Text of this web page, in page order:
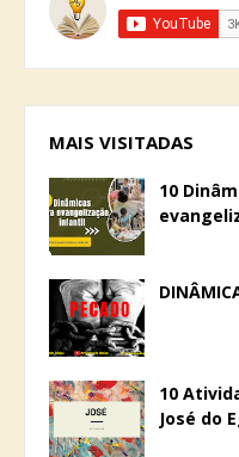
MAIS VISITADAS
10
10
José do